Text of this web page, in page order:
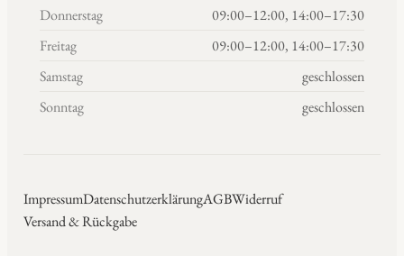
Donnerstag
09:00–12:00, 14:00–17:30
Freitag
09:00–12:00, 14:00–17:30
Samstag
geschlossen
Sonntag
geschlossen
ImpressumDatenschutzerklärungAGBWiderruf
Versand & Rückgabe